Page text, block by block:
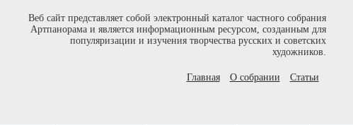
Веб сайт представляет собой электронный каталог частного собрания
Артпанорама и является информационным ресурсом, созданным для
популяризации и изучения творчества русских и советских
художников.
Главная О собрании Статьи